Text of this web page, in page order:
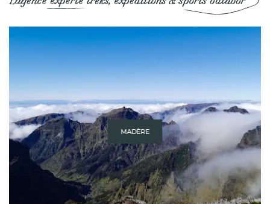
MADÈRE